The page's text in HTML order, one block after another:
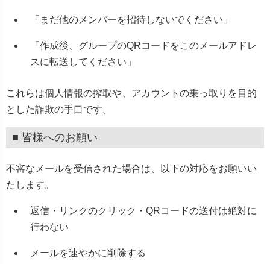
「まだ他のメンバーを招待しないでください」
「作成後、グループのQRコードをこのメールアドレ
スに転送してください」
これらは個人情報の搾取や、アカウントの乗っ取りを目的
とした詐欺の手口です。
■ 皆様へのお願い
不審なメールを受信された場合は、以下の対応をお願いい
たします。
返信・リンクのクリック・QRコードの送付は絶対に
行わない
メールを速やかに削除する